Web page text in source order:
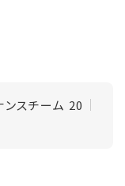
スチーム 20